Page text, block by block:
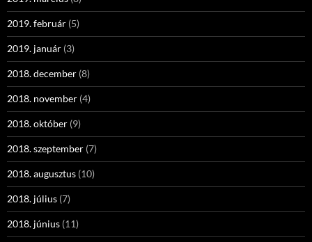
2019. február (5)
2019. január (3)
2018. december (8)
2018. november (4)
2018. október (9)
2018. szeptember (7)
2018. augusztus (10)
2018. július (7)
2018. június (11)